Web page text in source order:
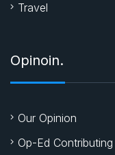
Travel
Opinoin.
Our Opinion
Op-Ed Contributing